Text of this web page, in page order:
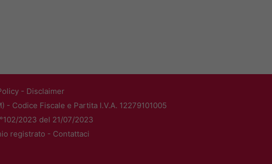
- Disclaimer
- Codice Fiscale e Partita I.V.A. 12279101005
2023 del 21/07/2023
registrato - Contattaci